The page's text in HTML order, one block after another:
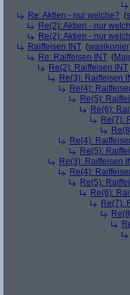
Re: Aktien - nur welche? (
Re(2): Aktien - nur
Re(2): Aktien - nur
Raiffeisen INT (wasikonier
Re: Raiffeisen INT (
Re(2): Raiffeisen INT
Re(3): Raiffeisen
Re(4):
Re(5):
Re(6):
Re(7):
Re(4):
Re(5):
Re(3): Raiffeisen
Re(4):
Re(5):
Re(6):
Re(7):